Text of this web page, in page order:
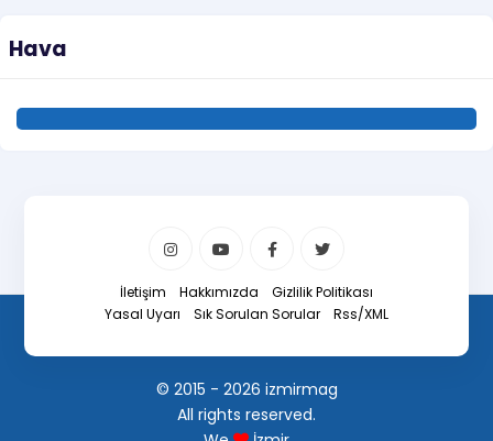
Hava
İletişim Hakkımızda
Gizlilik Politikası
Yasal Uyarı
Sık Sorulan Sorular Rss/XML
© 2015 - 2026 izmirmag
All rights reserved.